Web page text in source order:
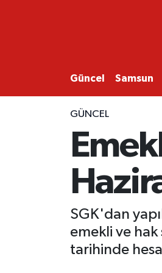
Güncel Samsun
GÜNCEL
SGK'dan
emekli ve
tarihinde
SAMSUN
SAMSUNSPOR
EKONOMİ